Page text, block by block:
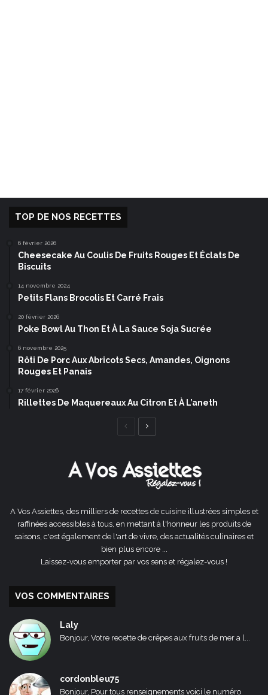
TOP DE NOS RECETTES
6 février 2026
Cheesecake Au Coulis De Fruits Rouges Et Éclats De
Biscuits
14 novembre 2024
Petits Flans Brocolis Et Carré Frais
20 février 2026
Poke Bowl Au Thon Et À La Sauce Soja Sucrée
6 novembre 2025
Rôti De Porc Aux Abricots Secs, Amandes, Oignons
Rouges Et Panais
17 février 2026
Rillettes De Maquereaux Au Citron Et À L’aneth
Page
A Vos Assiettes, des milliers de recettes de cuisine illustrées simples et
raffinées accessibles à tous, en mettant à l'honneur les produits de
saisons, c'est également de l'art de vivre, des actualités culinaires et
bien plus encore ...
Laissez-vous emporter par vos sens et régalez-vous !
VOS COMMENTAIRES
Laly
Bonjour, Votre recette de crêpes aux fruits de mer a l...
cordonbleu75
Bonjour, Pour tous renseignements voici le numéro